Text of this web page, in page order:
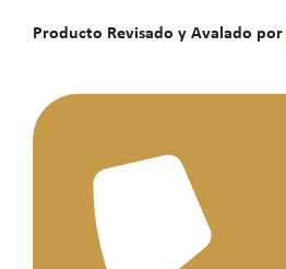
Producto Revisado y Avalado por